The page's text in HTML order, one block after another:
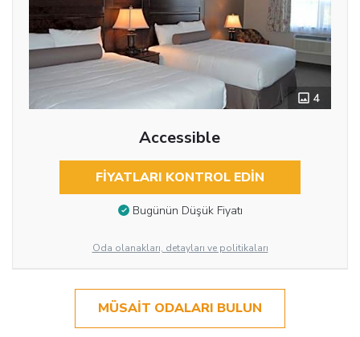
4
Accessible
FIYATLARI KONTROL EDIN
Bugünün Düşük Fiyatı
Oda olanakları, detayları ve politikaları
MÜSAIT ODALARI BULUN